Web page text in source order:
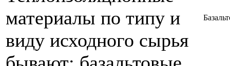
материалы по типу и
виду исходного сырья